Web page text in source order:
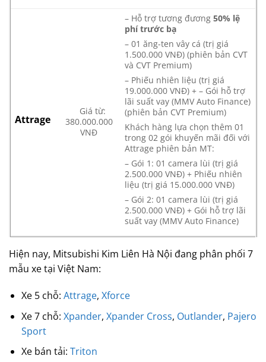
Attrage
Giá từ:
380.000.000
VNĐ
– Hỗ trợ tương đương50% lệ
phí trước bạ
– 01 ăng-ten vây cá (trị giá
1.500.000 VNĐ) (phiên bản CVT
và CVT Premium)
– Phiếu nhiên liệu (trị giá
19.000.000 VNĐ) + – Gói hỗ trợ
lãi suất vay (MMV Auto Finance)
(phiên bản CVT Premium)
Khách hàng lựa chọn thêm 01
trong 02 gói khuyến mãi đối với
Attrage phiên bản MT:
– Gói 1: 01 camera lùi (trị giá
2.500.000 VNĐ) + Phiếu nhiên
liệu (trị giá 15.000.000 VNĐ)
– Gói 2: 01 camera lùi (trị giá
2.500.000 VNĐ) + Gói hỗ trợ lãi
suất vay (MMV Auto Finance)
Hiện nay, Mitsubishi Kim Liên Hà Nội đang phân phối 7
mẫu xe tại Việt Nam:
Xe 5 chỗ: Attrage, Xforce
Xe 7 chỗ: Xpander, Xpander Cross, Outlander, Pajero
Sport
Xe bán tải: Triton